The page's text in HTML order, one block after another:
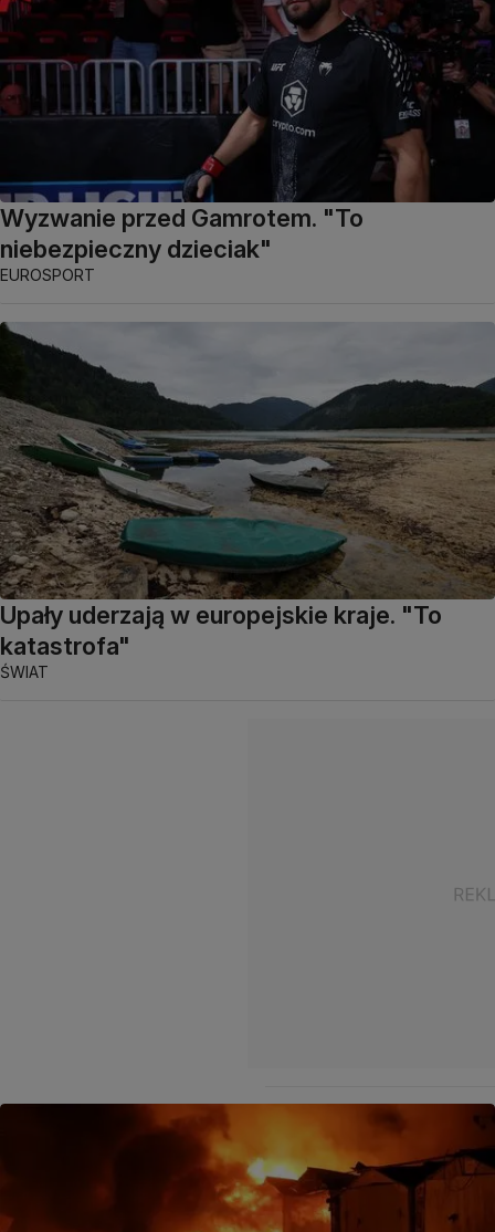
Wyzwanie przed Gamrotem. "To
niebezpieczny dzieciak"
EUROSPORT
Upały uderzają w europejskie kraje. "To
katastrofa"
ŚWIAT